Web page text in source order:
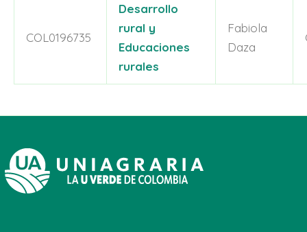
COL0196735
Desarrollo
rural y
Educaciones
rurales
Fabiola
Daza